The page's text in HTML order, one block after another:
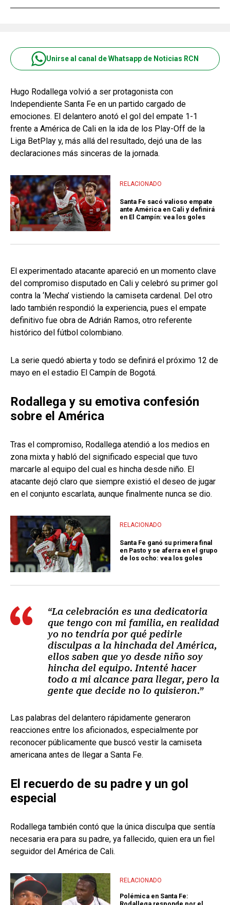
Unirse al canal de Whatsapp de Noticias RCN
Hugo Rodallega volvió a ser protagonista con
Independiente Santa Fe en un partido cargado de
emociones. El delantero anotó el gol del empate 1-1
frente a América de Cali en la ida de los Play-Off de la
Liga BetPlay y, más allá del resultado, dejó una de las
declaraciones más sinceras de la jornada.
RELACIONADO
Santa Fe sacó valioso empate
ante América en Cali y definirá
en El Campín: vea los goles
El experimentado atacante apareció en un momento clave
del compromiso disputado en Cali y celebró su primer gol
contra la ‘Mecha’ vistiendo la camiseta cardenal. Del otro
lado también respondió la experiencia, pues el empate
definitivo fue obra de Adrián Ramos, otro referente
histórico del fútbol colombiano.
La serie quedó abierta y todo se definirá el próximo 12 de
mayo en el estadio El Campín de Bogotá.
Rodallega y su emotiva confesión
sobre el América
Tras el compromiso, Rodallega atendió a los medios en
zona mixta y habló del significado especial que tuvo
marcarle al equipo del cual es hincha desde niño. El
atacante dejó claro que siempre existió el deseo de jugar
en el conjunto escarlata, aunque finalmente nunca se dio.
RELACIONADO
Santa Fe ganó su primera final
en Pasto y se aferra en el grupo
de los ocho: vea los goles
“La celebración es una dedicatoria
que tengo con mi familia, en realidad
yo no tendría por qué pedirle
disculpas a la hinchada del América,
ellos saben que yo desde niño soy
hincha del equipo. Intenté hacer
todo a mi alcance para llegar, pero la
gente que decide no lo quisieron.”
Las palabras del delantero rápidamente generaron
reacciones entre los aficionados, especialmente por
reconocer públicamente que buscó vestir la camiseta
americana antes de llegar a Santa Fe.
El recuerdo de su padre y un gol
especial
Rodallega también contó que la única disculpa que sentía
necesaria era para su padre, ya fallecido, quien era un fiel
seguidor del América de Cali.
RELACIONADO
Polémica en Santa Fe: